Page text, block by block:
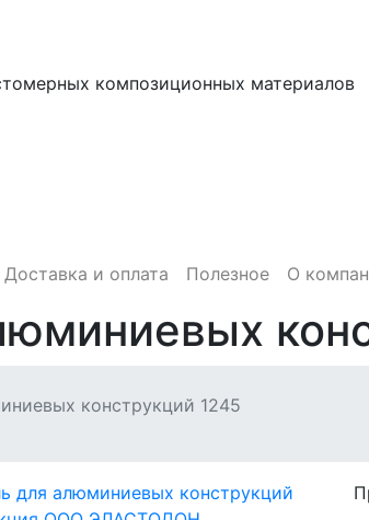
композиционных материалов
Доставка и оплата Полезное О
конструкций 1245